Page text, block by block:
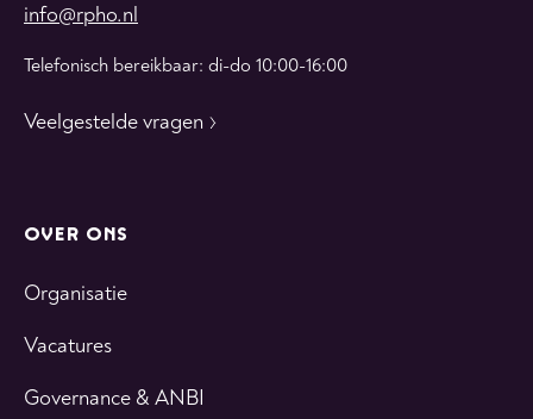
info@rpho.nl
Telefonisch bereikbaar: di-do 10:00-16:00
Veelgestelde vragen
OVER ONS
Organisatie
Vacatures
Governance & ANBI